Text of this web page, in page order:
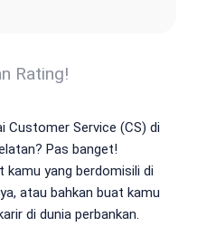
Rating!
Customer Service (CS) di
Pas banget!
yang berdomisili di
atau bahkan buat kamu
di dunia perbankan.